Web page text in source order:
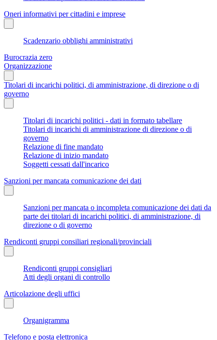
Oneri informativi per cittadini e imprese
Scadenzario obblighi amministrativi
Burocrazia zero
Organizzazione
Titolari di incarichi politici, di amministrazione, di direzione o di
governo
Titolari di incarichi politici - dati in formato tabellare
Titolari di incarichi di amministrazione di direzione o di
governo
Relazione di fine mandato
Relazione di inizio mandato
Soggetti cessati dall'incarico
Sanzioni per mancata comunicazione dei dati
Sanzioni per mancata o incompleta comunicazione dei dati da
parte dei titolari di incarichi politici, di amministrazione, di
direzione o di governo
Rendiconti gruppi consiliari regionali/provinciali
Rendiconti gruppi consigliari
Atti degli organi di controllo
Articolazione degli uffici
Organigramma
Telefono e posta elettronica